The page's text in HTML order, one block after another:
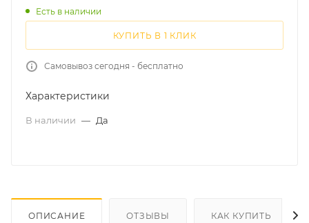
Есть в наличии
КУПИТЬ В 1 КЛИК
Самовывоз сегодня - бесплатно
Характеристики
В наличии — Да
ОПИСАНИЕ ОТЗЫВЫ КАК КУПИТЬ